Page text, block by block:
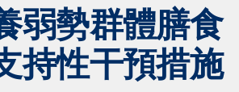
弱勢群體膳食
持性干預措施